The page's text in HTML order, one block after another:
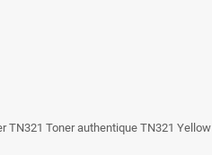
TN321 Toner authentique TN321 Yellow